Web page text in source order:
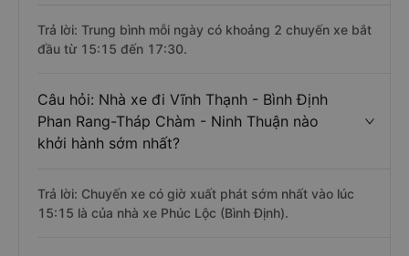
Trả lời: Trung bình mỗi ngày có khoảng 2 chuyến xe bắt
đầu từ 15:15 đến 17:30.
Câu hỏi: Nhà xe đi Vĩnh Thạnh - Bình Định
Phan Rang-Tháp Chàm - Ninh Thuận nào
khởi hành sớm nhất?
Trả lời: Chuyến xe có giờ xuất phát sớm nhất vào lúc
15:15 là của nhà xe Phúc Lộc (Bình Định).